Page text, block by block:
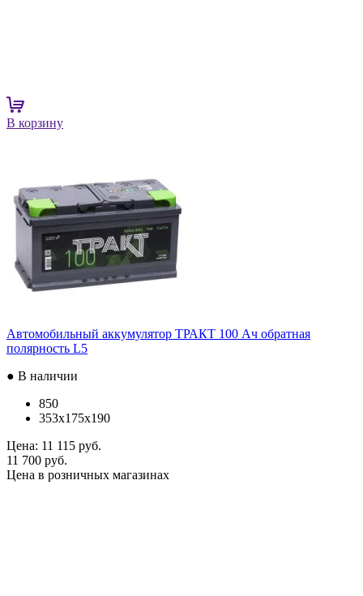
В корзину
Автомобильный аккумулятор ТРАКТ 100 Ач обратная
полярность L5
● В наличии
850
353x175x190
Цена: 11 115 руб.
11 700 руб.
Цена в розничных магазинах